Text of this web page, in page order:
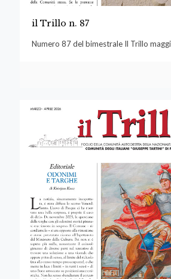
il Trillo n. 87
Numero 87 del bimestrale Il Trillo